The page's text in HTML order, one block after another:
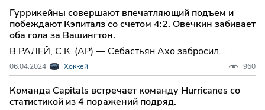
нанеся "Флайерз" шестое поражение подряд.
Гуррикейны совершают впечатляющий подъем и
побеждают Кэпиталз со счетом 4:2. Овечкин забивает
оба гола за Вашингтон.
В РАЛЕЙ, С.К. (AP) — Себастьян Ахо забросил
решающий гол в большинстве на 1:51 до конца матча,
и "Каролина Харрикейнз" одолели "Вашингтон
Кэпиталз" со счетом 4-2 в пятницу вечером.
06.04.2024 Хоккей 960
Команда Capitals встречает команду Hurricanes со
статистикой из 4 поражений подряд.